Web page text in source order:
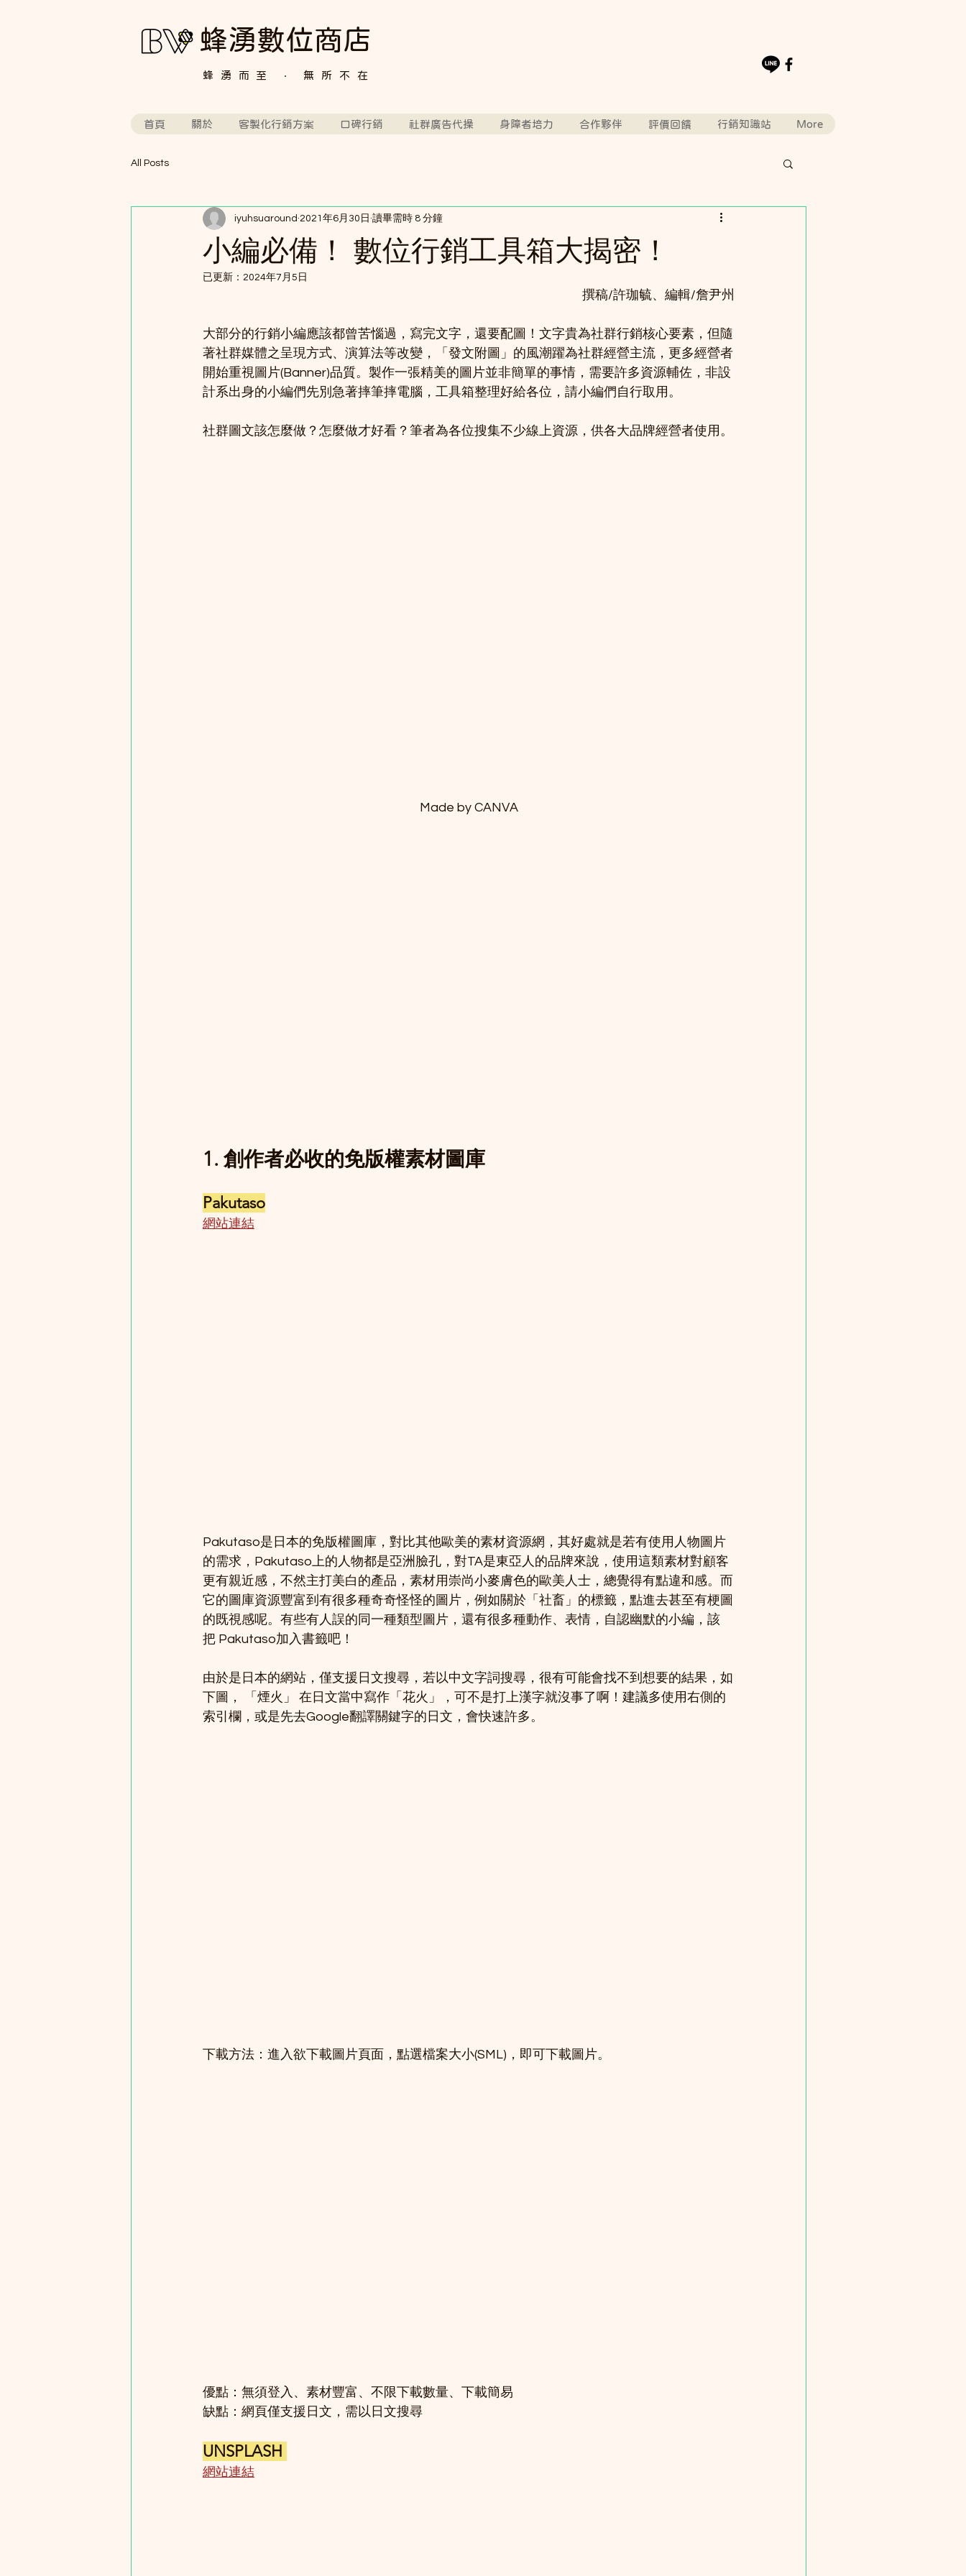
蜂湧數位商店
​蜂湧而至 ‧ 無所不在
首頁 關於 客製化行銷方案 口碑行銷 社群廣告代操 身障者培力 合作夥伴 評價回饋 行銷知識站 More
All Posts
小編必備！ 數位行銷工具箱大揭密！
iyuhsuaround 2021年6月30日 讀畢需時 8 分鐘
已更新： 2024年7月5日
撰稿/許珈毓、編輯/詹尹州
大部分的行銷小編應該都曾苦惱過，寫完文字，還要配圖！文字貴為社群行銷核心要素，但隨
著社群媒體之呈現方式、演算法等改變，「發文附圖」的風潮躍為社群經營主流，更多經營者
開始重視圖片(Banner)品質。製作一張精美的圖片並非簡單的事情，需要許多資源輔佐，非設
計系出身的小編們先別急著摔筆摔電腦，工具箱整理好給各位，請小編們自行取用。
社群圖文該怎麼做？怎麼做才好看？筆者為各位搜集不少線上資源，供各大品牌經營者使用。
Made by CANVA
1. 創作者必收的免版權素材圖庫
Pakutaso
網站連結
Pakutaso是日本的免版權圖庫，對比其他歐美的素材資源網，其好處就是若有使用人物圖片
的需求，Pakutaso上的人物都是亞洲臉孔，對TA是東亞人的品牌來說，使用這類素材對顧客
更有親近感，不然主打美白的產品，素材用崇尚小麥膚色的歐美人士，總覺得有點違和感。而
它的圖庫資源豐富到有很多種奇奇怪怪的圖片，例如關於「社畜」的標籤，點進去甚至有梗圖
的既視感呢。有些有人誤的同一種類型圖片，還有很多種動作、表情，自認幽默的小編，該
把 Pakutaso加入書籤吧！
由於是日本的網站，僅支援日文搜尋，若以中文字詞搜尋，很有可能會找不到想要的結果，如
下圖， 「煙火」 在日文當中寫作「花火」，可不是打上漢字就沒事了啊！建議多使用右側的
索引欄，或是先去Google翻譯關鍵字的日文，會快速許多。
下載方法：進入欲下載圖片頁面，點選檔案大小(SML)，即可下載圖片。
優點：無須登入、素材豐富、不限下載數量、下載簡易
缺點：網頁僅支援日文，需以日文搜尋
UNSPLASH
網站連結